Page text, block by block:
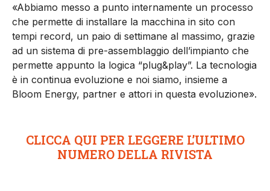
«Abbiamo messo a punto internamente un processo
che permette di installare la macchina in sito con
tempi record, un paio di settimane al massimo, grazie
ad un sistema di pre-assemblaggio dell’impianto che
permette appunto la logica “plug&play”. La tecnologia
è in continua evoluzione e noi siamo, insieme a
Bloom Energy, partner e attori in questa evoluzione».
CLICCA QUI PER LEGGERE L’ULTIMO
NUMERO DELLA RIVISTA